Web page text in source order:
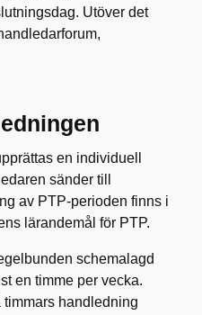
Utöver det
en individuell
sänder till
av PTP-perioden finns i
lärandemål för PTP.
schemalagd
en timme per vecka.
timmars handledning